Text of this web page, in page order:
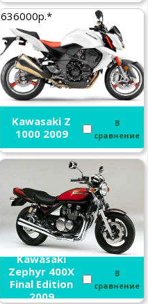
636000р.*
Kawasaki Z
1000 2009
В
сравнение
Kawasaki
Zephyr 400X
Final Edition
2009
В
сравнение